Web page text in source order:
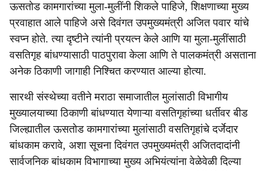
ऊसतोड कामगारांच्या मुला-मुलींनी शिकले पाहिजे, शिक्षणाच्या मुख्य
प्रवाहात आले पाहिजे असे दिवंगत उपमुख्यमंत्री अजित पवार यांचे
स्वप्न होते. त्या दृष्टीने त्यांनी प्रयत्न केले आणि या मुला-मुलींसाठी
वसतिगृह बांधण्यासाठी पाठपुरावा केला आणि ते पालकमंत्री असताना
अनेक ठिकाणी जागाही निश्चित करण्यात आल्या होत्या.
सारथी संस्थेच्या वतीने मराठा समाजातील मुलांसाठी विभागीय
मुख्यालयाच्या ठिकाणी बांधण्यात येणाऱ्या वसतिगृहांच्या धर्तीवर बीड
जिल्ह्यातील ऊसतोड कामगारांच्या मुलांसाठी वसतिगृहांचे दर्जेदार
बांधकाम करावे, अशा सूचना दिवंगत उपमुख्यमंत्री अजितदादांनी
सार्वजनिक बांधकाम विभागाच्या मुख्य अभियंत्यांना वेळेवेळी दिल्या